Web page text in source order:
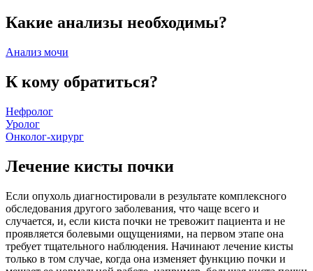
Какие анализы необходимы?
Анализ мочи
К кому обратиться?
Нефролог
Уролог
Онколог-хирург
Лечение кисты почки
Если опухоль диагностировали в результате комплексного
обследования другого заболевания, что чаще всего и
случается, и, если киста почки не тревожит пациента и не
проявляется болевыми ощущениями, на первом этапе она
требует тщательного наблюдения. Начинают лечение кисты
только в том случае, когда она изменяет функцию почки и